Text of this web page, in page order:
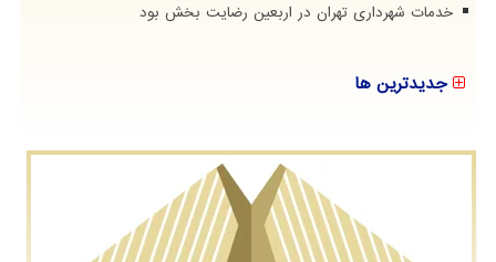
خدمات شهرداری تهران در اربعین رضایت بخش بود
جدیدترین ها